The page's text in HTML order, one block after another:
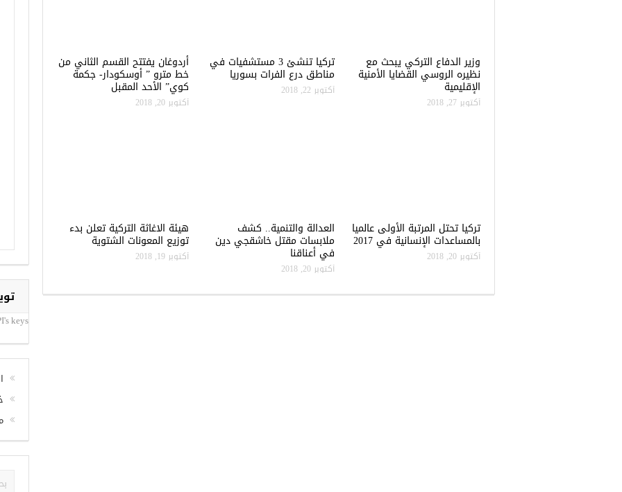
وزير الدفاع التركي يبحث مع
نظيره الروسي القضايا الأمنية
الإقليمية
أكتوبر 27, 2018
تركيا تنشئ 3 مستشفيات في
مناطق درع الفرات بسوريا
أكتوبر 22, 2018
أردوغان يفتتح القسم الثاني من
خط مترو ” أوسكودار- جكمة
كوي” الأحد المقبل
أكتوبر 20, 2018
تركيا تحتل المرتبة الأولى عالميا
بالمساعدات الإنسانية في 2017
أكتوبر 20, 2018
العدالة والتنمية.. كشف
ملابسات مقتل خاشقجي دين
في أعناقنا
أكتوبر 20, 2018
هيئة الاغاثة التركية تعلن بدء
توزيع المعونات الشتوية
أكتوبر 19, 2018
keys